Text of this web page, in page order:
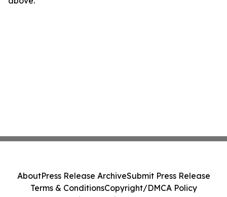
AboutPress Release ArchiveSubmit Press Release
Terms & ConditionsCopyright/DMCA Policy